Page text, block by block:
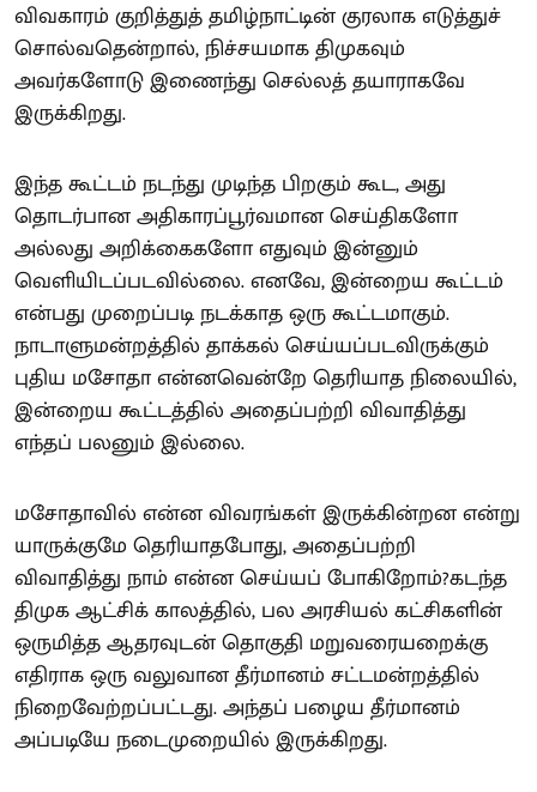
விவகாரம் குறித்துத் தமிழ்நாட்டின் குரலாக எடுத்துச்
சொல்வதென்றால், நிச்சயமாக திமுகவும்
அவர்களோடு இணைந்து செல்லத் தயாராகவே
இருக்கிறது.
இந்த கூட்டம் நடந்து முடிந்த பிறகும் கூட, அது
தொடர்பான அதிகாரப்பூர்வமான செய்திகளோ
அல்லது அறிக்கைகளோ எதுவும் இன்னும்
வெளியிடப்படவில்லை. எனவே, இன்றைய கூட்டம்
என்பது முறைப்படி நடக்காத ஒரு கூட்டமாகும்.
நாடாளுமன்றத்தில் தாக்கல் செய்யப்படவிருக்கும்
புதிய மசோதா என்னவென்றே தெரியாத நிலையில்,
இன்றைய கூட்டத்தில் அதைப்பற்றி விவாதித்து
எந்தப் பலனும் இல்லை.
மசோதாவில் என்ன விவரங்கள் இருக்கின்றன என்று
யாருக்குமே தெரியாதபோது, அதைப்பற்றி
விவாதித்து நாம் என்ன செய்யப் போகிறோம்?கடந்த
திமுக ஆட்சிக் காலத்தில், பல அரசியல் கட்சிகளின்
ஒருமித்த ஆதரவுடன் தொகுதி மறுவரையறைக்கு
எதிராக ஒரு வலுவான தீர்மானம் சட்டமன்றத்தில்
நிறைவேற்றப்பட்டது. அந்தப் பழைய தீர்மானம்
அப்படியே நடைமுறையில் இருக்கிறது.